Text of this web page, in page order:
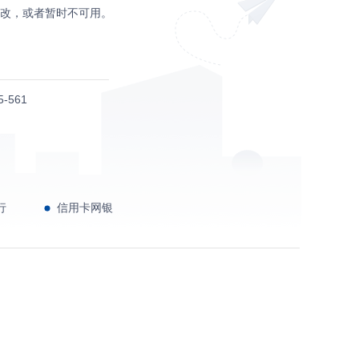
，或者暂时不可用。
561
信用卡网银